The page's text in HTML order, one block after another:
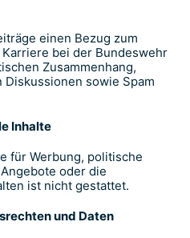
einen Bezug zum
bei der Bundeswehr
Zusammenhang,
sowie Spam
Inhalte
für Werbung, politische
oder die
ist nicht gestattet.
und Daten